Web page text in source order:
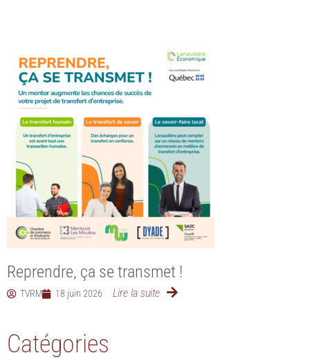
Reprendre, ça se transmet !
TVRM 18 juin 2026 Lire la suite
Catégories